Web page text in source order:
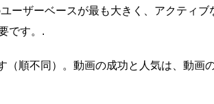
ーザーベースが最も大きく、アクティ
です。.
（順不同）。動画の成功と人気は、動画